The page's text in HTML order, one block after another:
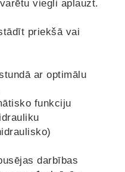
viegli aplauzt.
priekšā vai
ar optimālu
funkciju
darbības